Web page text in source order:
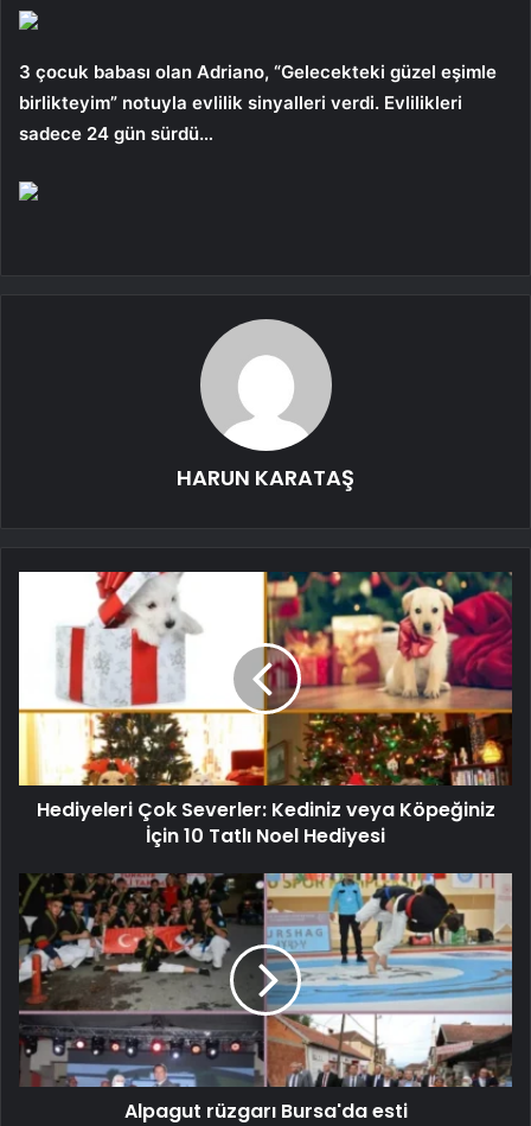
3 çocuk babası olan Adriano, “Gelecekteki güzel eşimle
birlikteyim” notuyla evlilik sinyalleri verdi. Evlilikleri
sadece 24 gün sürdü…
HARUN KARATAŞ
Hediyeleri Çok Severler: Kediniz veya Köpeğiniz
İçin 10 Tatlı Noel Hediyesi
Alpagut rüzgarı Bursa'da esti